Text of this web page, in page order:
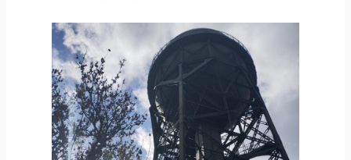
neue
Jahr
starten